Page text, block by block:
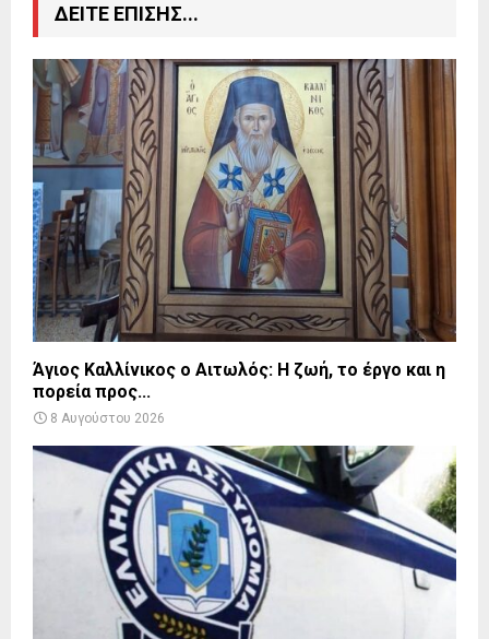
ΔΕΙΤΕ ΕΠΙΣΗΣ...
Άγιος Καλλίνικος ο Αιτωλός: Η ζωή, το έργο και η
πορεία προς...
8 Αυγούστου 2026